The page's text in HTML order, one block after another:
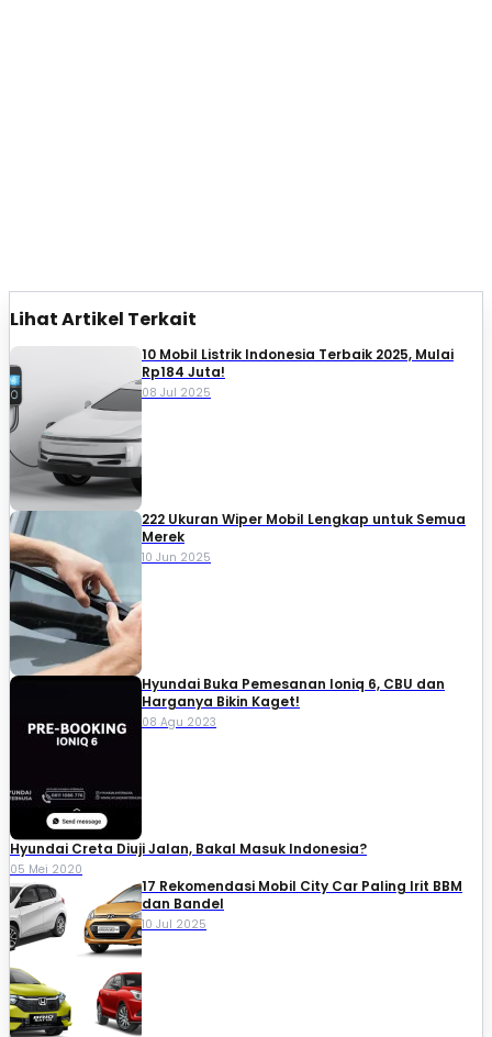
Lihat Artikel Terkait
10 Mobil Listrik Indonesia Terbaik 2025, Mulai
Rp184 Juta!
08 Jul 2025
222 Ukuran Wiper Mobil Lengkap untuk Semua
Merek
10 Jun 2025
Hyundai Buka Pemesanan Ioniq 6, CBU dan
Harganya Bikin Kaget!
08 Agu 2023
Hyundai Creta Diuji Jalan, Bakal Masuk Indonesia?
05 Mei 2020
17 Rekomendasi Mobil City Car Paling Irit BBM
dan Bandel
10 Jul 2025